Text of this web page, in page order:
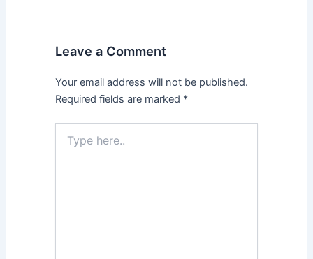
Leave a Comment
Your email address will not be published.
Required fields are marked *
here..